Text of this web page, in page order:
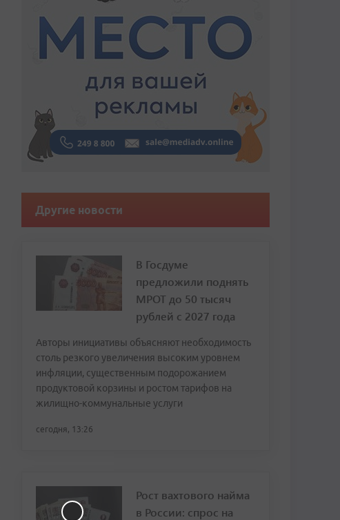
Другие новости
В Госдуме
предложили поднять
МРОТ до 50 тысяч
рублей с 2027 года
Авторы инициативы объясняют необходимость
столь резкого увеличения высоким уровнем
инфляции, существенным подорожанием
продуктовой корзины и ростом тарифов на
жилищно-коммунальные услуги
сегодня, 13:26
Рост вахтового найма
в России: спрос на